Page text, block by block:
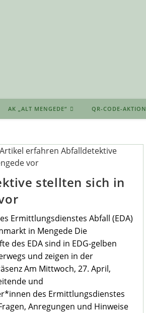
AK „ALT MENGEDE“ QR-CODE-AKTION
stellten sich in
Ermittlungsdienstes Abfall (EDA)
in Mengede Die
des EDA sind in EDG-gelben
und zeigen in der
Am Mittwoch, 27. April,
und
des Ermittlungsdienstes
Anregungen und Hinweise